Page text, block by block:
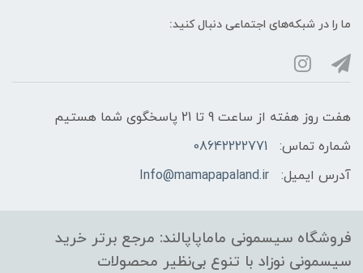
ما را در شبکه‌های اجتماعی دنبال کنید:
هفت روز هفته از ساعت 9 تا 21 پاسخگوی شما هستیم
شماره تماس:
08642222771
آدرس ایمیل:
Info@mamapapaland.ir
فروشگاه سیسمونی ماماپاپالند: مرجع برتر خرید
سیسمونی نوزاد با تنوع بی‌نظیر محصولات